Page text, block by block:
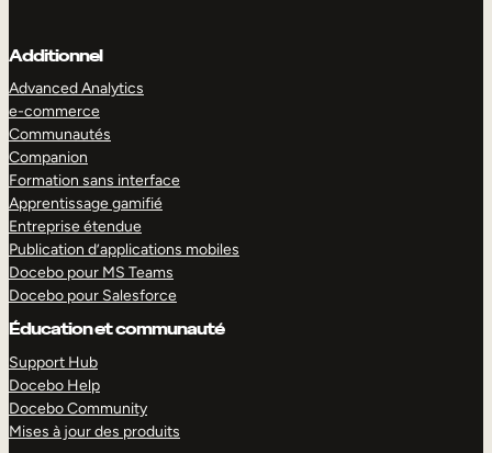
Additionnel
Advanced Analytics
e-commerce
Communautés
Companion
Formation sans interface
Apprentissage gamifié
Entreprise étendue
Publication d’applications mobiles
Docebo pour MS Teams
Docebo pour Salesforce
Éducation et communauté
Support Hub
Docebo Help
Docebo Community
Mises à jour des produits